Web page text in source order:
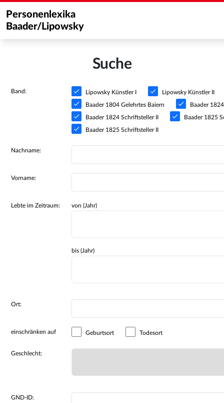
Personenlexika
Baader/Lipowsky
Suche
Band: Lipowsky Künstler I Lipowsky Künstler II
Baader 1804 Gelehrtes Baiern Baader
Baader 1824 Schriftsteller II Baader 1825
Baader 1825 Schriftsteller II
Nachname:
Vorname:
Lebte im Zeitraum: von (Jahr)
bis (Jahr)
Ort:
einschränken auf Geburtsort Todesort
Geschlecht:
GND-ID: